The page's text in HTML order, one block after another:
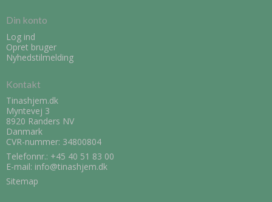
Din konto
Log ind
Opret bruger
Nyhedstilmelding
Kontakt
Tinashjem.dk
Myntevej 3
8920 Randers NV
Danmark
CVR-nummer: 34800804
Telefonnr.: +45 40 51 83 00
E-mail: info@tinashjem.dk
Sitemap